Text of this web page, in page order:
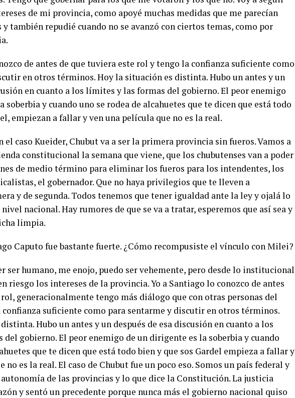
de mi provincia, como apoyé muchas medidas que me parecían
y también repudié cuando no se avanzó con ciertos temas, como por
de antes de que tuviera este rol y tengo la confianza suficiente como
en otros términos. Hoy la situación es distinta. Hubo un antes y un
en cuanto a los límites y las formas del gobierno. El peor enemigo
soberbia y cuando uno se rodea de alcahuetes que te dicen que está todo
empiezan a fallar y ven una película que no es la real.
el caso Kueider, Chubut va a ser la primera provincia sin fueros. Vamos a
constitucional la semana que viene, que los chubutenses van a poder
de medio término para eliminar los fueros para los intendentes, los
el gobernador. Que no haya privilegios que te lleven a
y de segunda. Todos tenemos que tener igualdad ante la ley y ojalá lo
nacional. Hay rumores de que se va a tratar, esperemos que así sea y
limpia.
Caputo fue bastante fuerte. ¿Cómo recompusiste el vínculo con Milei?
ser humano, me enojo, puedo ser vehemente, pero desde lo institucional
riesgo los intereses de la provincia. Yo a Santiago lo conozco de antes
generacionalmente tengo más diálogo que con otras personas del
suficiente como para sentarme y discutir en otros términos.
Hubo un antes y un después de esa discusión en cuanto a los
gobierno. El peor enemigo de un dirigente es la soberbia y cuando
que te dicen que está todo bien y que sos Gardel empieza a fallar y
no es la real. El caso de Chubut fue un poco eso. Somos un país federal y
de las provincias y lo que dice la Constitución. La justicia
y sentó un precedente porque nunca más el gobierno nacional quiso